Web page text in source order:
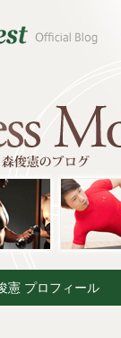
憲 プロフィール